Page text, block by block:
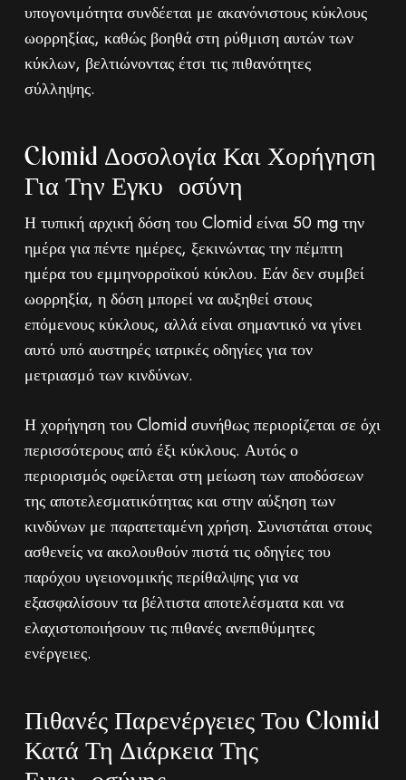
υπογονιμότητα συνδέεται με ακανόνιστους κύκλους
ωορρηξίας, καθώς βοηθά στη ρύθμιση αυτών των
κύκλων, βελτιώνοντας έτσι τις πιθανότητες
σύλληψης.
Clomid Δοσολογία Και Χορήγηση
Για Την Εγκυμοσύνη
Η τυπική αρχική δόση του Clomid είναι 50 mg την
ημέρα για πέντε ημέρες, ξεκινώντας την πέμπτη
ημέρα του εμμηνορροϊκού κύκλου. Εάν δεν συμβεί
ωορρηξία, η δόση μπορεί να αυξηθεί στους
επόμενους κύκλους, αλλά είναι σημαντικό να γίνει
αυτό υπό αυστηρές ιατρικές οδηγίες για τον
μετριασμό των κινδύνων.
Η χορήγηση του Clomid συνήθως περιορίζεται σε όχι
περισσότερους από έξι κύκλους. Αυτός ο
περιορισμός οφείλεται στη μείωση των αποδόσεων
της αποτελεσματικότητας και στην αύξηση των
κινδύνων με παρατεταμένη χρήση. Συνιστάται στους
ασθενείς να ακολουθούν πιστά τις οδηγίες του
παρόχου υγειονομικής περίθαλψης για να
εξασφαλίσουν τα βέλτιστα αποτελέσματα και να
ελαχιστοποιήσουν τις πιθανές ανεπιθύμητες
ενέργειες.
Πιθανές Παρενέργειες Του Clomid
Κατά Τη Διάρκεια Της